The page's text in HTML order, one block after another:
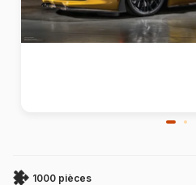
1000 pièces